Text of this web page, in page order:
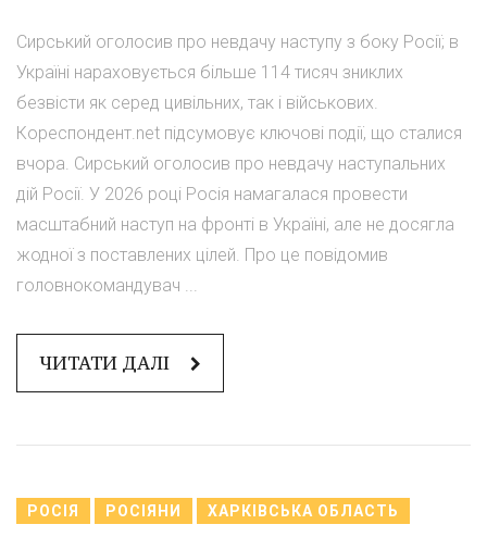
Сирський оголосив про невдачу наступу з боку Росії; в
Україні нараховується більше 114 тисяч зниклих
безвісти як серед цивільних, так і військових.
Кореспондент.net підсумовує ключові події, що сталися
вчора. Сирський оголосив про невдачу наступальних
дій Росії. У 2026 році Росія намагалася провести
масштабний наступ на фронті в Україні, але не досягла
жодної з поставлених цілей. Про це повідомив
головнокомандувач ...
ЧИТАТИ ДАЛІ
РОСІЯ РОСІЯНИ ХАРКІВСЬКА ОБЛАСТЬ